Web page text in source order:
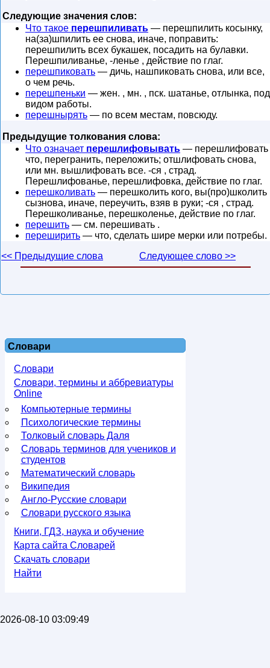
Следующие значения слов:
Что такое перешпиливать — перешпилить косынку,
на(за)шпилить ее снова, иначе, поправить:
перешпилить всех букашек, посадить на булавки.
Перешпиливанье, -ленье , действие по глаг.
перешпиковать — дичь, нашпиковать снова, или все,
о чем речь.
перешпеньки — жен. , мн. , пск. шатанье, отлынка, под
видом работы.
перешнырять — по всем местам, повсюду.
Предыдущие толкования слова:
Что означает перешлифовывать — перешлифовать
что, перегранить, переложить; отшлифовать снова,
или мн. вышлифовать все. -ся , страд.
Перешлифованье, перешлифовка, действие по глаг.
перешколивать — перешколить кого, вы(про)школить
сызнова, иначе, переучить, взяв в руки; -ся , страд.
Перешколиванье, перешколенье, действие по глаг.
перешить — см. перешивать .
переширить — что, сделать шире мерки или потребы.
<< Предыдущие слова
Следующее слово >>
Словари
Словари
Словари, термины и аббревиатуры
Online
Компьютерные термины
Психологические термины
Толковый словарь Даля
Словарь терминов для учеников и
студентов
Математический словарь
Википедия
Англо-Русские словари
Словари русского языка
Книги, ГДЗ, наука и обучение
Карта сайта Словарей
Скачать словари
Найти
2026-08-10 03:09:49